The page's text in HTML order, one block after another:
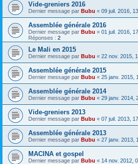
Vide-greniers 2016
Dernier message par Bubu « 09 juil. 2016,
Assemblée générale 2016
Dernier message par Bubu « 01 juil. 2016,
Réponses : 2
Le Mali en 2015
Dernier message par Bubu « 22 nov. 2015,
Assemblée générale 2015
Dernier message par Bubu « 25 janv. 2015,
Assemblée générale 2014
Dernier message par Bubu « 29 janv. 2014,
Vide-greniers 2013
Dernier message par Bubu « 07 juil. 2013,
Assemblée générale 2013
Dernier message par Bubu « 27 janv. 2013,
MACINA et gospel
Dernier message par Bubu « 14 nov. 2012,